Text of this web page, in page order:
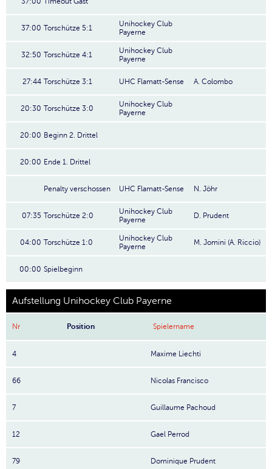
37:00 Torschütze 5:1
Unihockey Club
Payerne
32:50 Torschütze 4:1
Unihockey Club
Payerne
27:44 Torschütze 3:1 UHC Flamatt-Sense A. Colombo
20:30 Torschütze 3:0
Unihockey Club
Payerne
20:00 Beginn 2. Drittel
20:00 Ende 1. Drittel
Penalty verschossen UHC Flamatt-Sense N. Jöhr
07:35 Torschütze 2:0
Unihockey Club
Payerne
D. Prudent
04:00 Torschütze 1:0
Unihockey Club
Payerne
M. Jomini (A. Riccio)
00:00 Spielbeginn
Aufstellung Unihockey Club Payerne
Nr Position Spielername
4 Maxime Liechti
66 Nicolas Francisco
7 Guillaume Pachoud
12 Gael Perrod
79 Dominique Prudent